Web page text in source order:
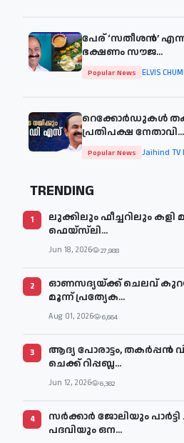
പേര് ‘സതീശന്‍’
ഭക്ഷണം സൗജ...
Popular News ELVIS
റെക്കോർഡുകൾ
പ്രതിപക്ഷ നേതാവി...
Popular News Jaihind TV
TRENDING
1
ലുക്കിലും ഫീച്ചറിലും കളി
ഫെയ്‌സ്‌ലി...
Jun 18, 2026 27,988
2
ഓണസദ്യയ്ക്ക് ചെലവ്
മൂന്ന് പ്രത്യേക...
Aug 01, 2026 6,664
3
ആദ്യ പോരാട്ടം, തകർപ്പൻ
ചെക്ക് റിപ്പബ്ല...
Jun 12, 2026 6,382
4
സര്‍ക്കാര്‍ ജോലിയും
പദവിയും ഒന...